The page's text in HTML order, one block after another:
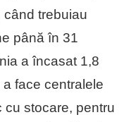
când trebuiau
până în 31
a încasat 1,8
face centralele
cu stocare, pentru